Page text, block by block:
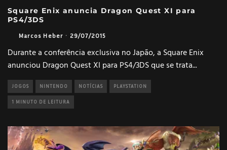
Square Enix anuncia Dragon Quest XI para
PS4/3DS
Marcos Heber · 29/07/2015
Durante a conferência exclusiva no Japão, a Square Enix
anunciou Dragon Quest XI para PS4/3DS que se trata...
JOGOS NINTENDO NOTÍCIAS PLAYSTATION
1 MINUTO DE LEITURA